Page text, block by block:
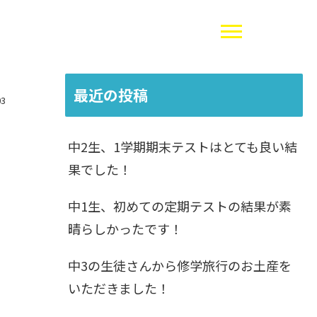
最近の投稿
中2生、1学期期末テストはとても良い結
果でした！
中1生、初めての定期テストの結果が素
晴らしかったです！
中3の生徒さんから修学旅行のお土産を
いただきました！